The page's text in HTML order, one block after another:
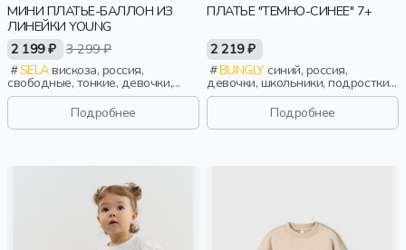
МИНИ ПЛАТЬЕ-БАЛЛОН ИЗ
ЛИНЕЙКИ YOUNG
2 199 ₽ 3 299 ₽
SELAвискоза, россия,
свободные, тонкие, девочки,
старшеклассники, дети
Подробнее
ПЛАТЬЕ "ТЕМНО-СИНЕЕ" 7+
2 219 ₽
BUNGLYсиний, россия,
девочки, школьники, подростки,
дети
Подробнее